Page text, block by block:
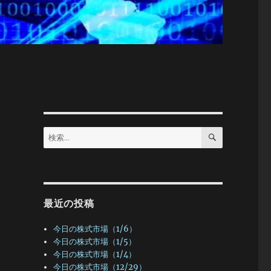
検
索:
検
最近の投稿
今日の株式市場（1/6）
今日の株式市場（1/5）
今日の株式市場（1/4）
今日の株式市場（12/29）